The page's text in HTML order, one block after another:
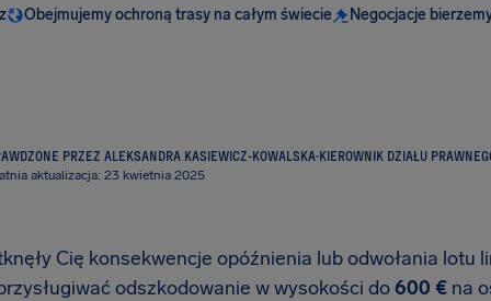
Obejmujemy ochroną trasy na całym świecie Negocjacje
PRZEZ ALEKSANDRA KASIEWICZ-KOWALSKA·KIEROWNIK DZIAŁU
aktualizacja: 23 kwietnia 2025
Cię konsekwencje opóźnienia lub odwołania lotu
odszkodowanie w wysokości do600 € na